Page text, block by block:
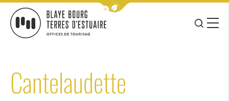
Afficher la barre de navigation
JE
MENU
Cantelaudette